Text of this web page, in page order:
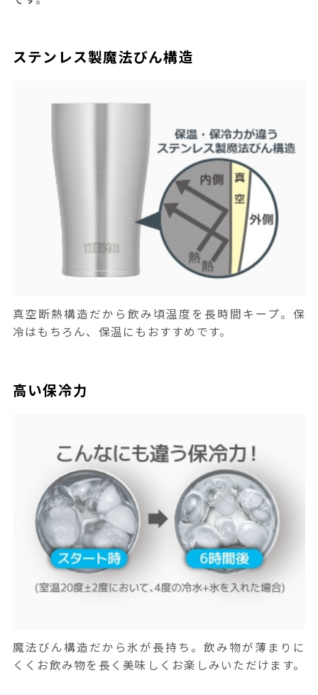
ステンレス製魔法びん構造
真空断熱構造だから飲み頃温度を長時間キープ。保
冷はもちろん、保温にもおすすめです。
高い保冷力
魔法びん構造だから氷が長持ち。飲み物が薄まりに
くくお飲み物を長く美味しくお楽しみいただけます。